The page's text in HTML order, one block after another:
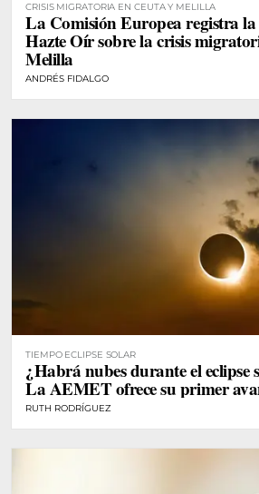
CRISIS MIGRATORIA EN CEUTA Y MELILLA
La Comisión Europea registra
Hazte Oír sobre la crisis
Melilla
ANDRÉS FIDALGO
TIEMPO ECLIPSE SOLAR
¿Habrá nubes durante el
La AEMET ofrece su primer
RUTH RODRÍGUEZ